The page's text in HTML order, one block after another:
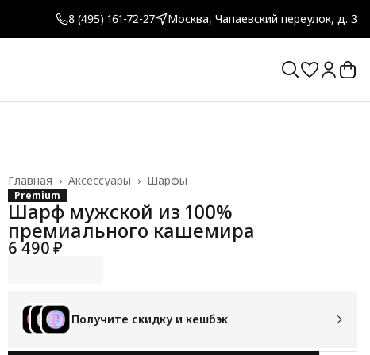
8 (495) 161-72-27 Москва, Чапаевский переулок, д. 3
Шарфы
Аксессуары ›
Главная ›
Premium
Шарф мужской из 100%
премиального кашемира
6 490 ₽
Получите скидку и кешбэк